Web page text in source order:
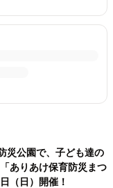
災公園で、子ども達の
ありあけ保育防災まつ
（日）開催！